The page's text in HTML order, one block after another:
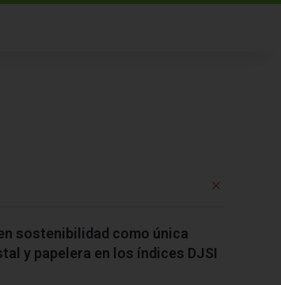
sostenibilidad como única
y papelera en los índices DJSI